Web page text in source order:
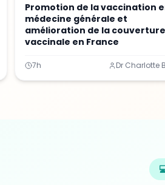
Promotion de la vaccination
médecine générale et
amélioration de la couverture
vaccinale en France
7h Dr Charlotte
Un conseiller Clap
votre éligibilité et